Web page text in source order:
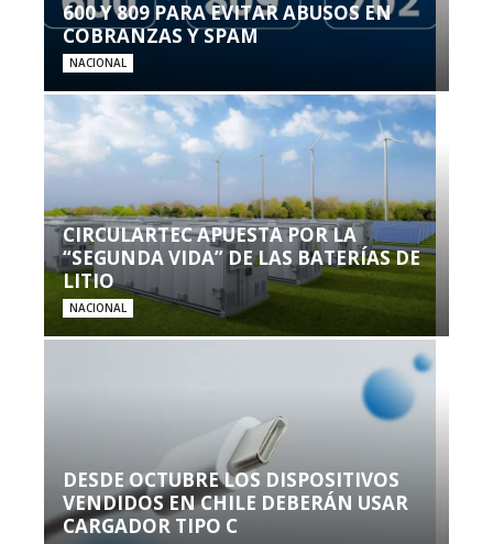
600 Y 809 PARA EVITAR ABUSOS EN
COBRANZAS Y SPAM
NACIONAL
CIRCULARTEC APUESTA POR LA
“SEGUNDA VIDA” DE LAS BATERÍAS DE
LITIO
NACIONAL
DESDE OCTUBRE LOS DISPOSITIVOS
VENDIDOS EN CHILE DEBERÁN USAR
CARGADOR TIPO C